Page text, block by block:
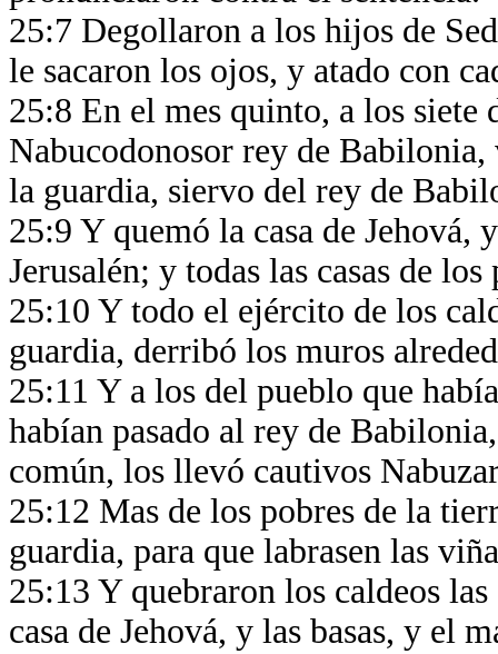
25:7 Degollaron a los hijos de
le sacaron los ojos, y atado con
25:8 En el mes quinto, a los siete
Nabucodonosor rey de Babilonia,
la guardia, siervo del rey de
25:9 Y quemó la casa de Jehová,
Jerusalén; y todas las casas de
25:10 Y todo el ejército de los
guardia, derribó los muros
25:11 Y a los del pueblo que
habían pasado al rey de
común, los llevó cautivos
25:12 Mas de los pobres de la
guardia, para que labrasen las
25:13 Y quebraron los caldeos
casa de Jehová, y las basas, y el